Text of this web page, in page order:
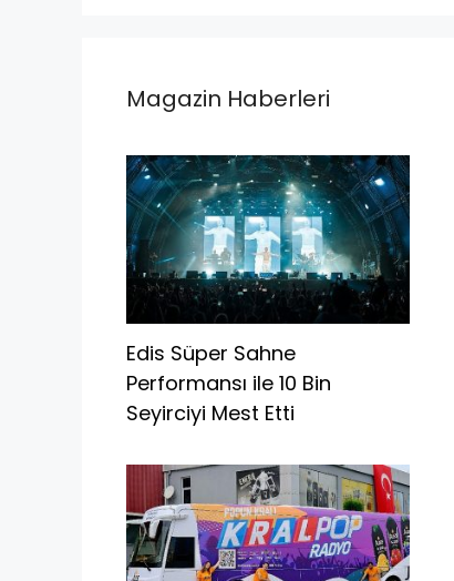
Magazin Haberleri
Edis Süper Sahne
Performansı ile 10 Bin
Seyirciyi Mest Etti